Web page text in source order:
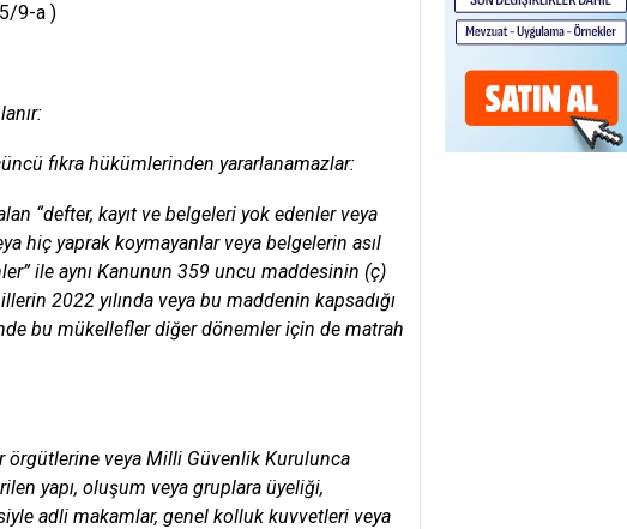
9-a )
fıkra hükümlerinden yararlanamazlar:
“defter, kayıt ve belgeleri yok edenler veya
hiç yaprak koymayanlar veya belgelerin asıl
ile aynı Kanunun 359 uncu maddesinin (ç)
2022 yılında veya bu maddenin kapsadığı
bu mükellefler diğer dönemler için de matrah
örgütlerine veya Milli Güvenlik Kurulunca
yapı, oluşum veya gruplara üyeliği,
adli makamlar, genel kolluk kuvvetleri veya